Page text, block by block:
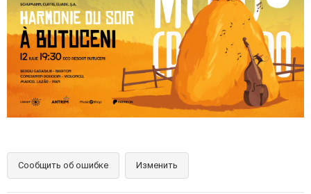
Сообщить об ошибке Изменить